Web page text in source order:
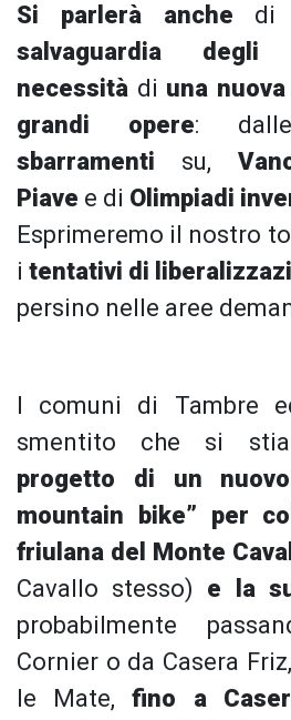
Si parlerà anche di
salvaguardia degli
necessità di una
grandi opere:
sbarramenti su,
Piave e di Olimpiadi
Esprimeremo il nostro
i tentativi di
persino nelle aree
I comuni di Tambre
smentito che si stia
progetto di un
mountain bike” per
friulana del Monte
Cavallo stesso) e la
probabilmente
Cornier o da Casera
le Mate,fino a